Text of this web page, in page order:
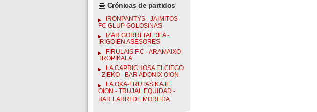
Crónicas de partidos
IRONPANTYS - JAIMITOS
FC GLUP GOLOSINAS
IZAR GORRI TALDEA -
IRIGOIEN ASESORES
FIRULAIS F.C - ARAMAIXO
TROPIKALA
LA CAPRICHOSA ELCIEGO
- ZIEKO - BAR ADONIX OION
LA OKA-FRUTAS KAJE
OION - TRUJAL EQUIDAD -
BAR LARRI DE MOREDA